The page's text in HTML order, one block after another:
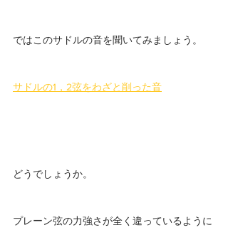
ではこのサドルの音を聞いてみましょう。
サドルの1，2弦をわざと削った音
どうでしょうか。
プレーン弦の力強さが全く違っているように